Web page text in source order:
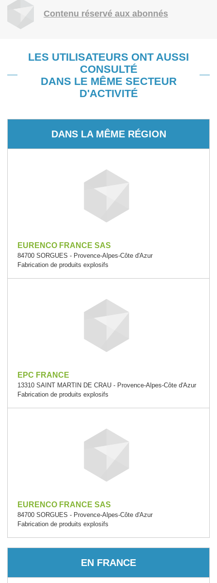
Contenu réservé aux abonnés
LES UTILISATEURS ONT AUSSI
CONSULTÉ
DANS LE MÊME SECTEUR
D'ACTIVITÉ
DANS LA MÊME RÉGION
EURENCO FRANCE SAS
84700 SORGUES - Provence-Alpes-Côte d'Azur
Fabrication de produits explosifs
EPC FRANCE
13310 SAINT MARTIN DE CRAU - Provence-Alpes-Côte d'Azur
Fabrication de produits explosifs
EURENCO FRANCE SAS
84700 SORGUES - Provence-Alpes-Côte d'Azur
Fabrication de produits explosifs
EN FRANCE